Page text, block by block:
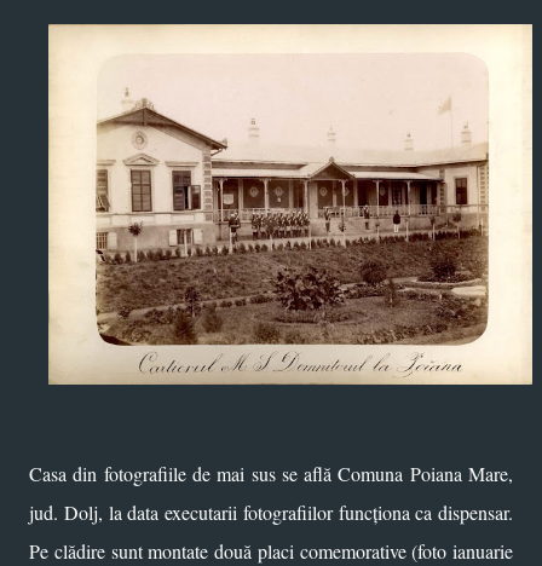
Casa din fotografiile de mai sus se află Comuna Poiana Mare,
jud. Dolj, la data executarii fotografiilor funcționa ca dispensar.
Pe clădire sunt montate două placi comemorative (foto ianuarie